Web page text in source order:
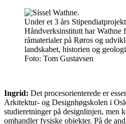
Under et 3 års
Håndverksinstitutt har Wathne
råmaterialer på Røros og
landskabet, historien og
Foto: Tom Gustavsen
Ingrid: Det procesorienterede er
Arkitektur- og Designhøgskolen i
studieretninger på designlinjen, men
omhandler fysiske objekter. På de